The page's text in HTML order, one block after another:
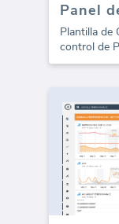
Panel
Plantilla de
control de